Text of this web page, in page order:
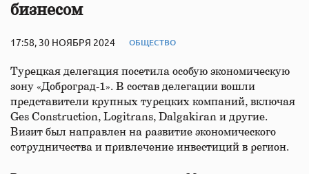
бизнесом
17:58, 30 НОЯБРЯ 2024 ОБЩЕСТВО
Турецкая делегация посетила особую экономическую
зону «Доброград-1». В состав делегации вошли
представители крупных турецких компаний, включая
Ges Construction, Logitrans, Dalgakiran и другие.
Визит был направлен на развитие экономического
сотрудничества и привлечение инвестиций в регион.